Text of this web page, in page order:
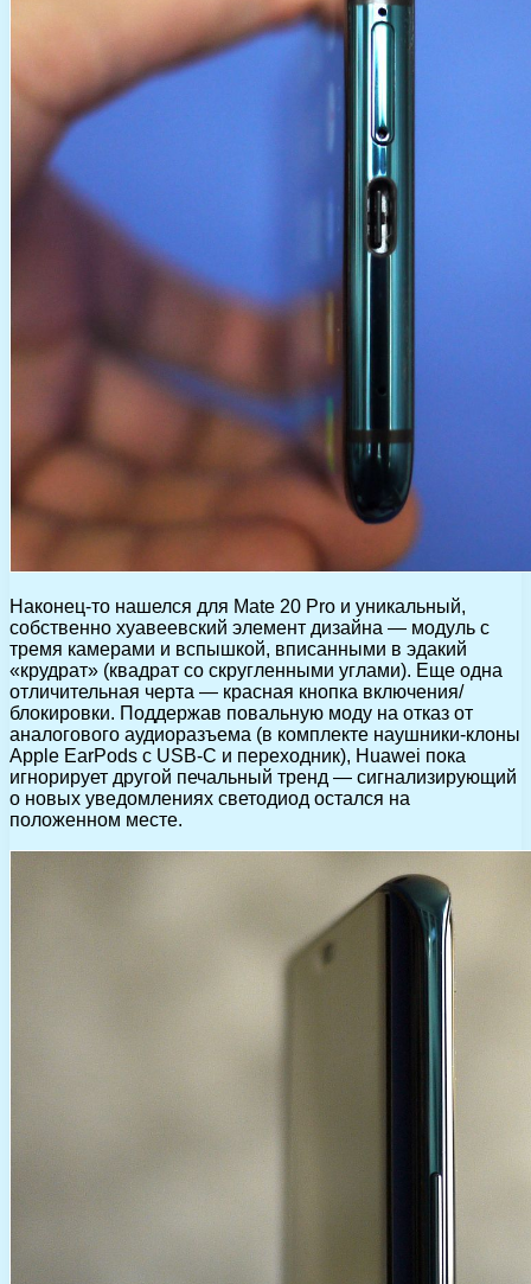
Наконец-то нашелся для Mate 20 Pro и уникальный,
собственно хуавеевский элемент дизайна — модуль с
тремя камерами и вспышкой, вписанными в эдакий
«крудрат» (квадрат со скругленными углами). Еще одна
отличительная черта — красная кнопка включения/
блокировки. Поддержав повальную моду на отказ от
аналогового аудиоразъема (в комплекте наушники-клоны
Apple EarPods с USB-C и переходник), Huawei пока
игнорирует другой печальный тренд — сигнализирующий
о новых уведомлениях светодиод остался на
положенном месте.